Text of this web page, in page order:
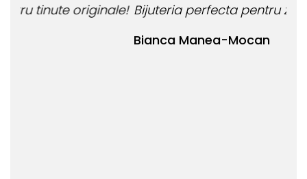
Bianca Manea-Mocan
Bijuteria perfecta pentru ziua perfecta!